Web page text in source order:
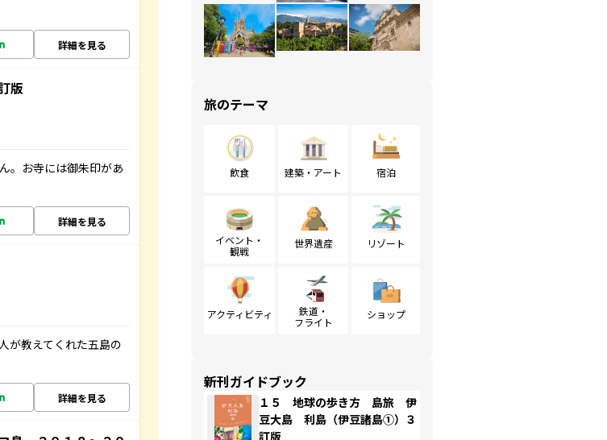
詳細を見る
版
。お寺には御朱印があ
詳細を見る
が教えてくれた五島の
詳細を見る
旅のテーマ
飲食 建築・アート 宿泊
イベント・
観戦
世界遺産 リゾート
アクティビティ
鉄道・
フライト
ショップ
新刊ガイドブック
１５ 地球の歩き方 島旅 伊
豆大島 利島（伊豆諸島①）３
訂版